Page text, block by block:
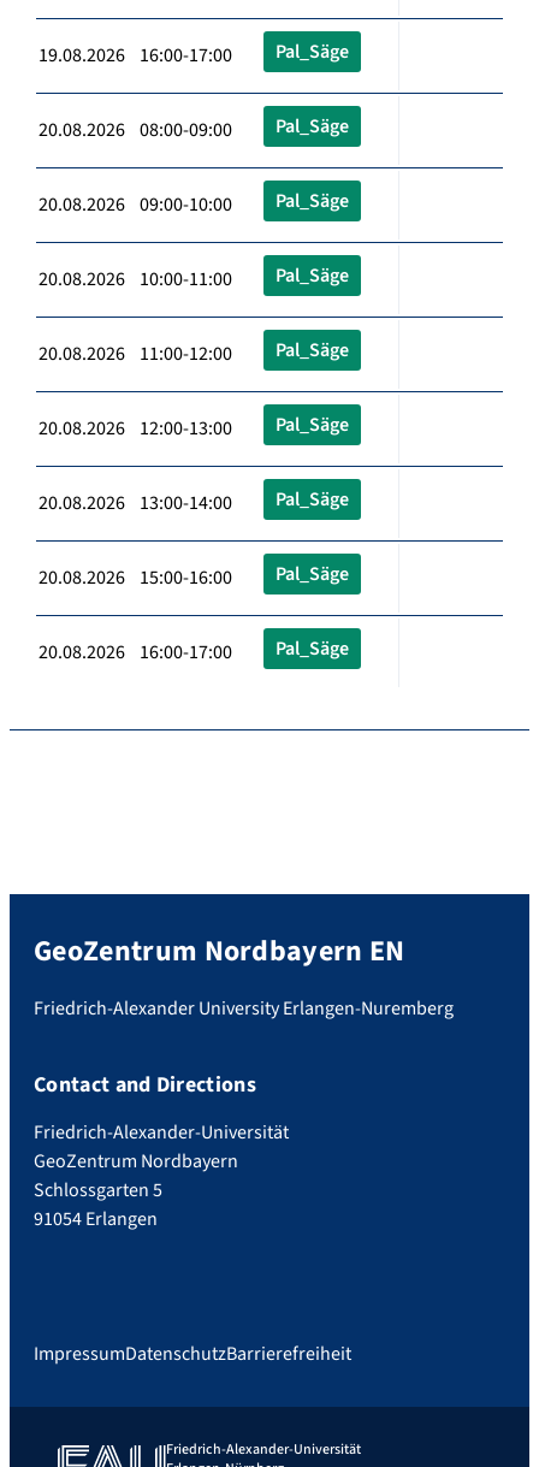
19.08.2026 16:00-17:00 Pal_Säge
20.08.2026 08:00-09:00 Pal_Säge
20.08.2026 09:00-10:00 Pal_Säge
20.08.2026 10:00-11:00 Pal_Säge
20.08.2026 11:00-12:00 Pal_Säge
20.08.2026 12:00-13:00 Pal_Säge
20.08.2026 13:00-14:00 Pal_Säge
20.08.2026 15:00-16:00 Pal_Säge
20.08.2026 16:00-17:00 Pal_Säge
GeoZentrum Nordbayern EN
Friedrich-Alexander University Erlangen-Nuremberg
Contact and Directions
Friedrich-Alexander-Universität
GeoZentrum Nordbayern
Schlossgarten 5
91054 Erlangen
ImpressumDatenschutzBarrierefreiheit
Friedrich-Alexander-Universität